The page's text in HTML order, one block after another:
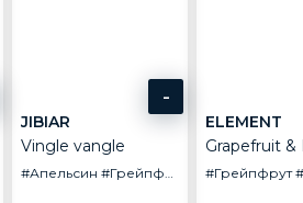
#Лимон #Мята
-
JIBIAR
Vingle vangle
#Апельсин #Грейпфрут #Лайм
ELEMENT
Grapefruit
#Грейпфрут